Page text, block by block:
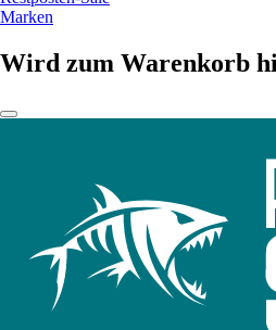
Marken
Wird zum Warenkorb